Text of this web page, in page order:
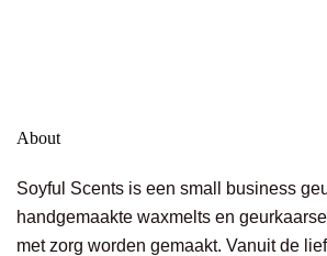
About
Soyful Scents is een small business
handgemaakte waxmelts en
met zorg worden gemaakt. Vanuit de